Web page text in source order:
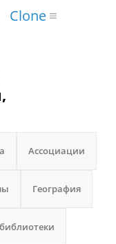
Clone
Ассоциации
География